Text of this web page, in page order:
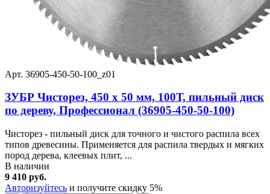
Арт. 36905-450-50-100_z01
ЗУБР Чисторез, 450 x 50 мм, 100Т, пильный диск
по дереву, Профессионал (36905-450-50-100)
Чисторез - пильный диск для точного и чистого распила всех
типов древесины. Применяется для распила твердых и мягких
пород дерева, клеевых плит, ...
В наличии
9 410 руб.
Авторизуйтесь и получите скидку 5%